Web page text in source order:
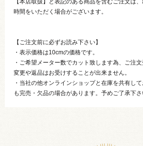
時間をいただく場合がございます。
【ご注文前に必ずお読み下さい】
・表示価格は10cmの価格です。
・ご希望メーター数でカット致します為、ご注
変更や返品はお受けすることが出来ません。
・当社の他オンラインショップと在庫を共有し
も完売・欠品の場合があります。予めご了承下さ